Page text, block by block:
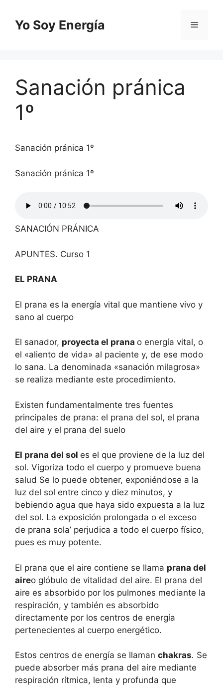
contenido
Yo Soy Energía Menú
Sanación pránica
1º
Sanación pránica 1º
Sanación pránica 1º
SANACIÓN PRÁNICA
APUNTES. Curso 1
EL PRANA
El prana es la energía vital que mantiene vivo y
sano al cuerpo
El sanador, proyecta el prana o energía vital, o
el «aliento de vida» al paciente y, de ese modo
lo sana. La denominada «sanación milagrosa»
se realiza mediante este procedimiento.
Existen fundamentalmente tres fuentes
principales de prana: el prana del sol, el prana
del aire y el prana del suelo
El prana del sol es el que proviene de la luz del
sol. Vigoriza todo el cuerpo y promueve buena
salud Se lo puede obtener, exponiéndose a la
luz del sol entre cinco y diez minutos, y
bebiendo agua que haya sido expuesta a la luz
del sol. La exposición prolongada o el exceso
de prana sola’ perjudica a todo el cuerpo físico,
pues es muy potente.
El prana que el aire contiene se llama prana del
aireo glóbulo de vitalidad del aire. El prana del
aire es absorbido por los pulmones mediante la
respiración, y también es absorbido
directamente por los centros de energía
pertenecientes al cuerpo energético.
Estos centros de energía se llaman chakras. Se
puede absorber más prana del aire mediante
respiración rítmica, lenta y profunda que